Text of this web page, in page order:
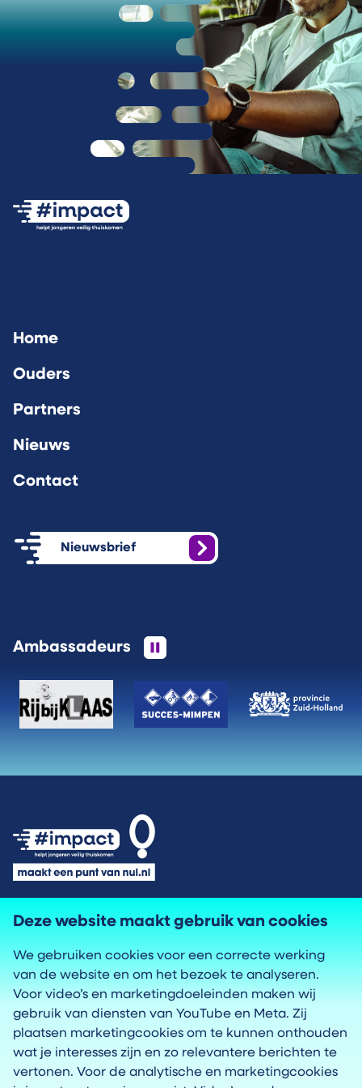
Deze website maakt gebruik van cookies
We gebruiken cookies voor een correcte werking
van de website en om het bezoek te analyseren.
Voor video’s en marketingdoeleinden maken wij
gebruik van diensten van YouTube en Meta. Zij
plaatsen marketingcookies om te kunnen onthouden
wat je interesses zijn en zo relevantere berichten te
vertonen. Voor de analytische en marketingcookies
Home
Ouders
Partners
Nieuws
Contact
Nieuwsbrief
Ambassadeurs
Privacyverklaring
Cookies
Toegankelijkheid
Proclaimer